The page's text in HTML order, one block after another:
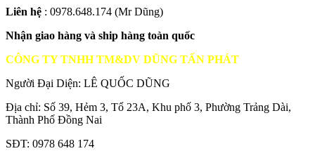
Liên hệ : 0978.648.174 (Mr Dũng)
Nhận giao hàng và ship hàng toàn quốc
CÔNG TY TNHH TM&DV DŨNG TẤN PHÁT
Người Đại Diện: LÊ QUỐC DŨNG
Địa chỉ: Số 39, Hẻm 3, Tổ 23A, Khu phố 3, Phường Trảng Dài,
Thành Phố Đồng Nai
SĐT: 0978 648 174